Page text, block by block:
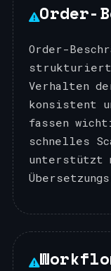
Order-
Order-
Verhalten
konsistent
fassen
schnelles
unterstützt